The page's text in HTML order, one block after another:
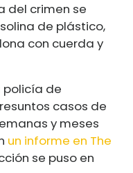
del crimen se
de plástico,
con cuerda y
policía de
casos de
y meses
un informe en The
se puso en